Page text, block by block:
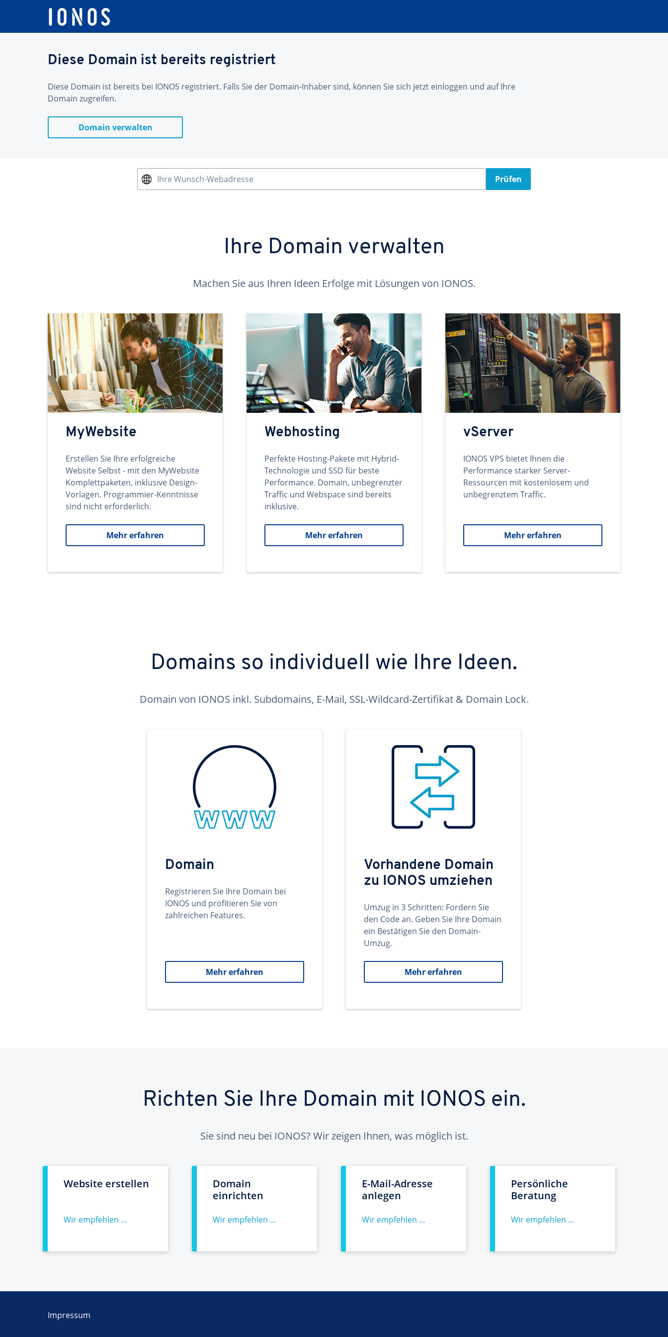
Diese Domain ist bereits registriert
Diese Domain ist bereits bei IONOS registriert. Falls Sie der Domain-Inhaber sind, können Sie sich jetzt einloggen und auf Ihre
Domain zugreifen.
Domain verwalten
Ihre Wunsch-Webadresse Prüfen
Ihre Domain verwalten
Machen Sie aus Ihren Ideen Erfolge mit Lösungen von IONOS.
MyWebsite
Erstellen Sie Ihre erfolgreiche
Website Selbst - mit den MyWebsite
Komplettpaketen, inklusive Design-
Vorlagen. Programmier-Kenntnisse
sind nicht erforderlich.
Mehr erfahren
Webhosting
Perfekte Hosting-Pakete mit Hybrid-
Technologie und SSD für beste
Performance. Domain, unbegrenzter
Traffic und Webspace sind bereits
inklusive.
Mehr erfahren
vServer
IONOS VPS bietet Ihnen die
Performance starker Server-
Ressourcen mit kostenlosem und
unbegrenztem Traffic.
Mehr erfahren
Domains so individuell wie Ihre Ideen.
Domain von IONOS inkl. Subdomains, E-Mail, SSL-Wildcard-Zertifikat & Domain Lock.
Domain
Registrieren Sie Ihre Domain bei
IONOS und profitieren Sie von
zahlreichen Features.
Mehr erfahren
Vorhandene Domain
zu IONOS umziehen
Umzug in 3 Schritten: Fordern Sie
den Code an. Geben Sie Ihre Domain
ein Bestätigen Sie den Domain-
Umzug.
Mehr erfahren
Richten Sie Ihre Domain mit IONOS ein.
Sie sind neu bei IONOS? Wir zeigen Ihnen, was möglich ist.
Website erstellen
Wir empfehlen ...
Domain
einrichten
Wir empfehlen ...
E-Mail-Adresse
anlegen
Wir empfehlen ...
Persönliche
Beratung
Wir empfehlen ...
Impressum